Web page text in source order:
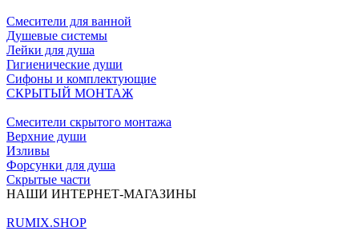
Смесители для ванной
Душевые системы
Лейки для душа
Гигиенические души
Сифоны и комплектующие
СКРЫТЫЙ МОНТАЖ
Смесители скрытого монтажа
Верхние души
Изливы
Форсунки для душа
Скрытые части
НАШИ ИНТЕРНЕТ-МАГАЗИНЫ
RUMIX.SHOP